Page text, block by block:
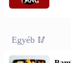
Egyéb 🥢